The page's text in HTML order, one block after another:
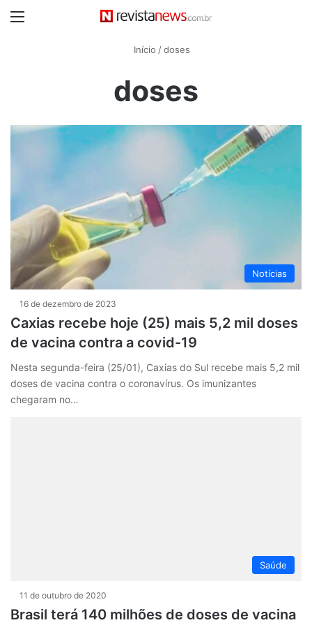
Início /doses
doses
Notícias
16 de dezembro de 2023
Caxias recebe hoje (25) mais 5,2 mil doses
de vacina contra a covid-19
Nesta segunda-feira (25/01), Caxias do Sul recebe mais 5,2 mil
doses de vacina contra o coronavírus. Os imunizantes
chegaram no…
Saúde
11 de outubro de 2020
Brasil terá 140 milhões de doses de vacina